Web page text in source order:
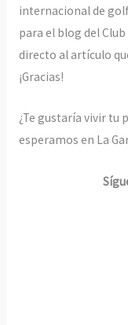
internacional de
para el blog del
directo al artículo
¡Gracias!
¿Te gustaría vivir tu
esperamos en La